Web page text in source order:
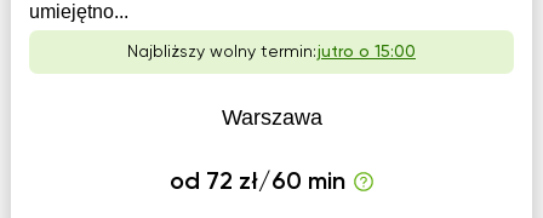
umiejętno...
Najbliższy wolny termin:jutro o 15:00
Warszawa
od 72 zł/60 min